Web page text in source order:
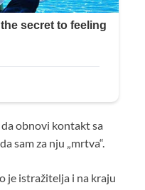
obnovi kontakt sa
sam za nju „mrtva“.
je istražitelja i na kraju